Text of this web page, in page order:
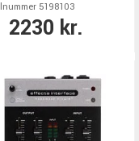
5198103
2230 kr.